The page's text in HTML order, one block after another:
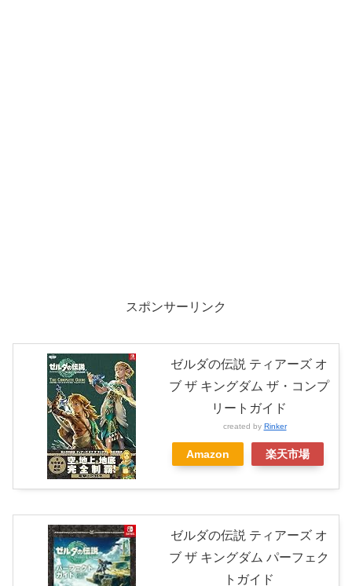
スポンサーリンク
ゼルダの伝説 ティアーズ オ
ブ ザ キングダム ザ・コンプ
リートガイド
created by Rinker
Amazon 楽天市場
ゼルダの伝説 ティアーズ オ
ブ ザ キングダム パーフェク
トガイド